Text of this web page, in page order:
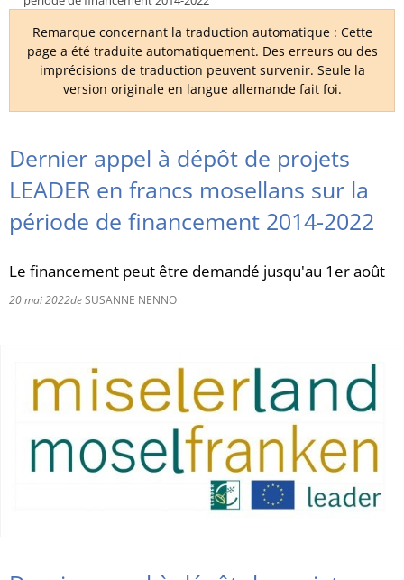
TR
UK
RU
Remarque concernant la traduction automatique : Cette
page a été traduite automatiquement. Des erreurs ou des
imprécisions de traduction peuvent survenir. Seule la
version originale en langue allemande fait foi.
Dernier appel à dépôt de projets
LEADER en francs mosellans sur la
période de financement 2014-2022
Le financement peut être demandé jusqu'au 1er août
20 mai 2022deSUSANNE NENNO